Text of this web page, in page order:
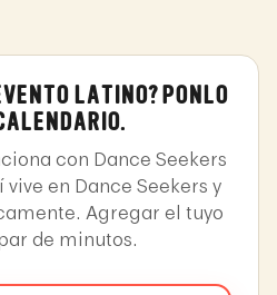
LATINO? PONLO
con Dance Seekers
en Dance Seekers y
Agregar el tuyo
de minutos.